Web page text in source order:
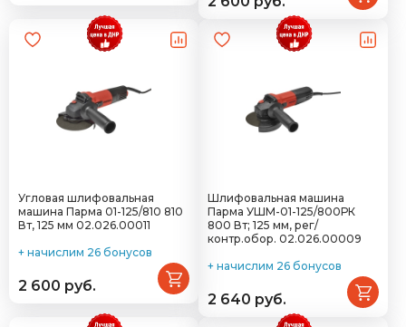
Угловая шлифовальная
машина Парма 01-125/810 810
Вт, 125 мм 02.026.00011
+ начислим 26 бонусов
2 600 руб.
Шлифовальная машина
Парма УШМ-01-125/800РК
800 Вт; 125 мм, рег/
контр.обор. 02.026.00009
+ начислим 26 бонусов
2 640 руб.